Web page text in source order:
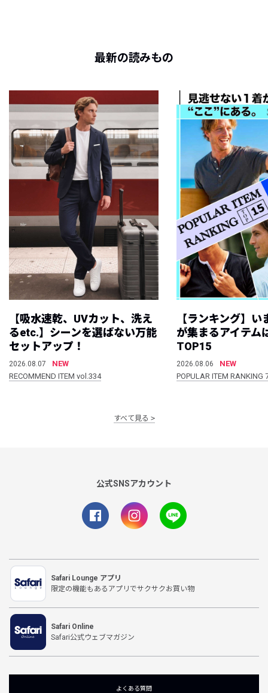
最新の読みもの
【吸水速乾、UVカット、洗え
るetc.】シーンを選ばない万能
セットアップ！
2026.08.07
NEW
RECOMMEND ITEM vol.334
【ランキング】
が集まるアイテム
TOP15
2026.08.06
NEW
POPULAR ITEM
すべて見る
公式SNSアカウント
Safari Lounge アプリ
限定の機能もあるアプリでサクサクお買い物
Safari Online
Safari公式ウェブマガジン
よくある質問